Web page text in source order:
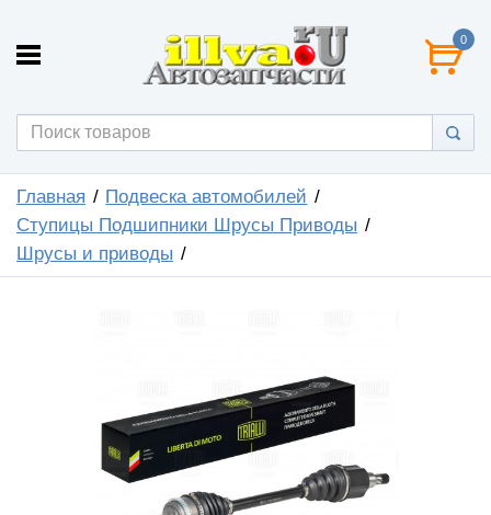
0
Главная
Подвеска автомобилей
Ступицы Подшипники Шрусы Приводы
Шрусы и приводы